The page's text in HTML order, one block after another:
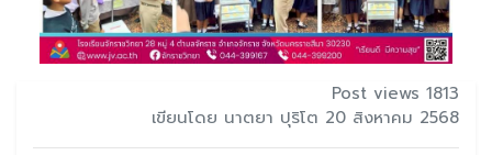
Post views 1813
เขียนโดย นาตยา ปุริโต 20 สิงหาคม 2568